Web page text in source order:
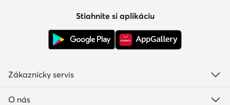
Stiahnite si aplikáciu
Zákaznícky servis
O nás